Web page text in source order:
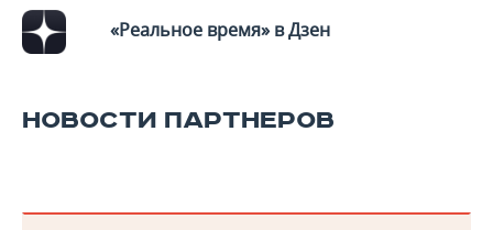
«Реальное время» в Дзен
НОВОСТИ ПАРТНЕРОВ